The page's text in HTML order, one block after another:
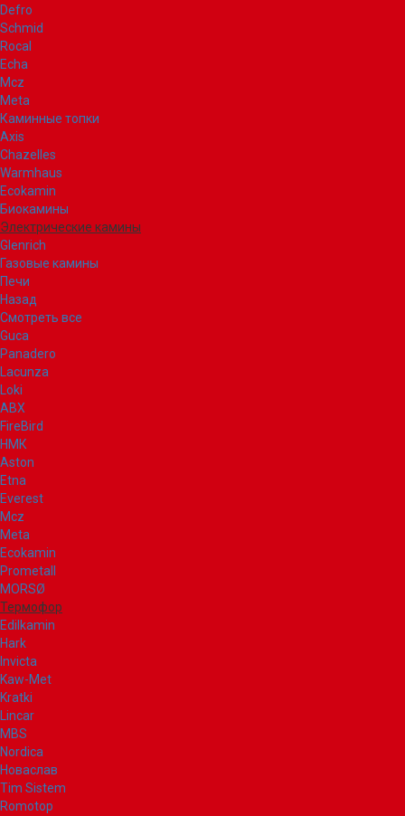
Defro
Schmid
Rocal
Echa
Mcz
Meta
Каминные топки
Axis
Chazelles
Warmhaus
Ecokamin
Биокамины
Электрические камины
Glenrich
Газовые камины
Печи
Назад
Смотреть все
Guca
Panadero
Lacunza
Loki
ABX
FireBird
НМК
Aston
Etna
Everest
Mcz
Meta
Ecokamin
Prometall
MORSØ
Термофор
Edilkamin
Hark
Invicta
Kaw-Met
Kratki
Lincar
MBS
Nordica
Новаслав
Tim Sistem
Romotop